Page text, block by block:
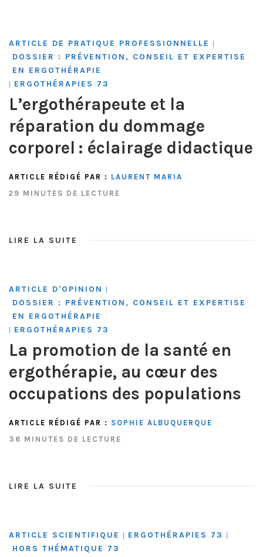
ARTICLE DE PRATIQUE PROFESSIONNELLE |
DOSSIER : PRÉVENTION, CONSEIL ET EXPERTISE
EN ERGOTHÉRAPIE
| ERGOTHÉRAPIES 73
L’ergothérapeute et la
réparation du dommage
corporel : éclairage didactique
ARTICLE RÉDIGÉ PAR : LAURENT MARIA
29 MINUTES DE LECTURE
LIRE LA SUITE
ARTICLE D'OPINION |
DOSSIER : PRÉVENTION, CONSEIL ET EXPERTISE
EN ERGOTHÉRAPIE
| ERGOTHÉRAPIES 73
La promotion de la santé en
ergothérapie, au cœur des
occupations des populations
ARTICLE RÉDIGÉ PAR : SOPHIE ALBUQUERQUE
36 MINUTES DE LECTURE
LIRE LA SUITE
ARTICLE SCIENTIFIQUE | ERGOTHÉRAPIES 73 |
HORS THÉMATIQUE 73